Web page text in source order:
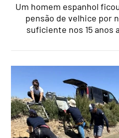
Um homem espanhol
pensão de velhice por
suficiente nos 15 anos